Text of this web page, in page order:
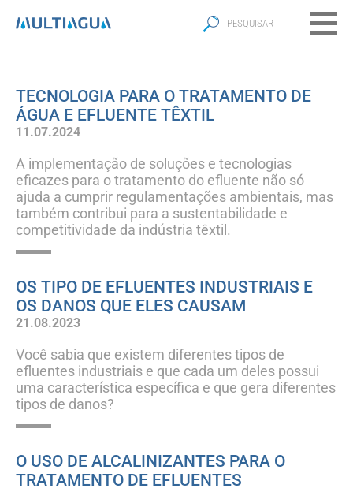
TECNOLOGIA PARA O TRATAMENTO DE
ÁGUA E EFLUENTE TÊXTIL
11.07.2024
A implementação de soluções e tecnologias
eficazes para o tratamento do efluente não só
ajuda a cumprir regulamentações ambientais, mas
também contribui para a sustentabilidade e
competitividade da indústria têxtil.
OS TIPO DE EFLUENTES INDUSTRIAIS E
OS DANOS QUE ELES CAUSAM
21.08.2023
Você sabia que existem diferentes tipos de
efluentes industriais e que cada um deles possui
uma característica específica e que gera diferentes
tipos de danos?
O USO DE ALCALINIZANTES PARA O
TRATAMENTO DE EFLUENTES